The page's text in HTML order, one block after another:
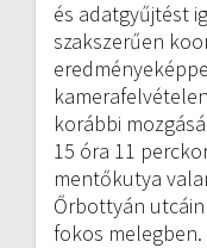
és adatgyűjtést
szakszerűen
korábbi
15 óra 11
mentőkutya
Őrbottyán utcáin
fokos melegben.